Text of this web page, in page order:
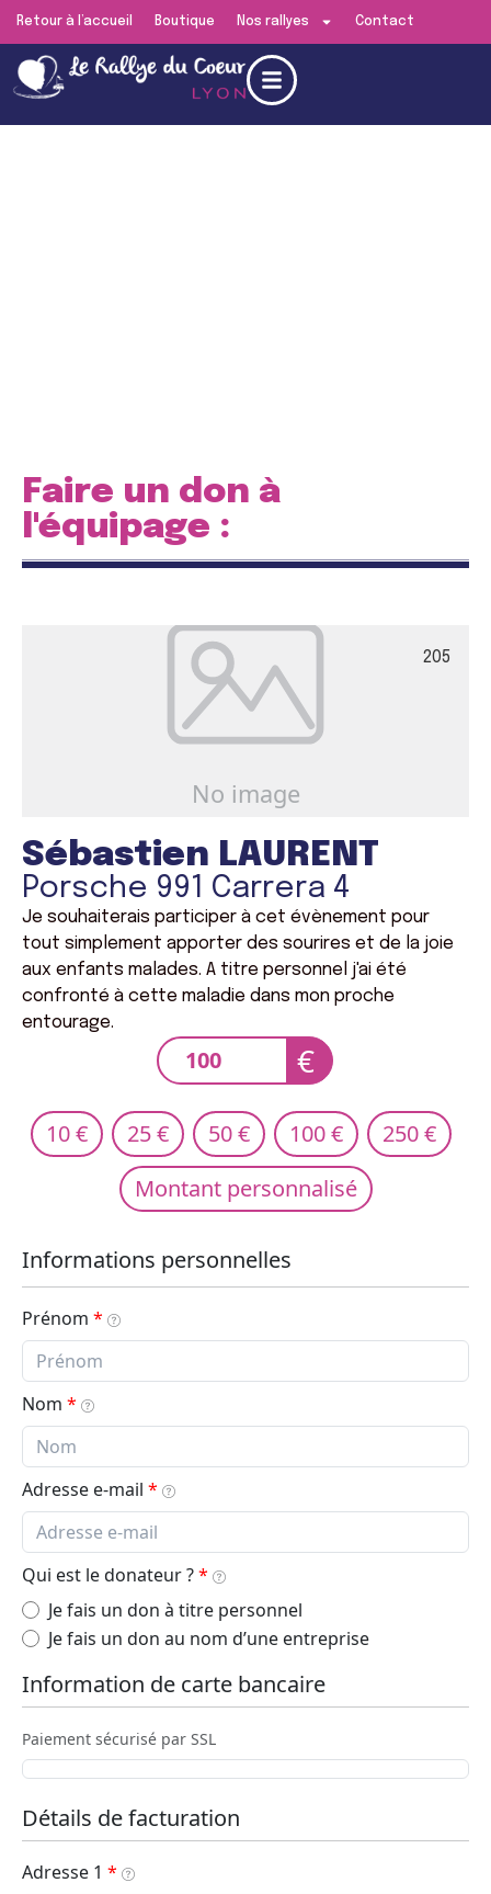
Retour à l’accueil Boutique Nos rallyes Contact
Faire un don à
l'équipage :
205
Sébastien LAURENT
Porsche 991 Carrera 4
Je souhaiterais participer à cet évènement pour
tout simplement apporter des sourires et de la joie
aux enfants malades. A titre personnel j'ai été
confronté à cette maladie dans mon proche
entourage.